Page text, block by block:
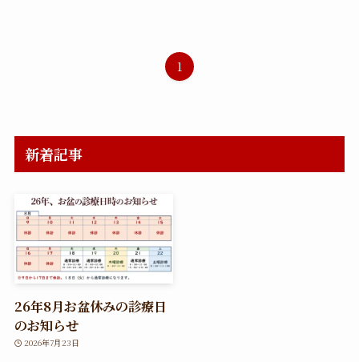
1
新着記事
26年8月お盆休みの診療日
のお知らせ
2026年7月23日